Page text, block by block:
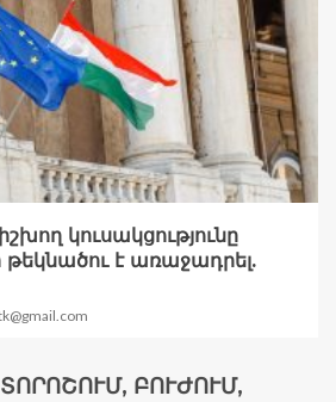
կուսակցությունը
է առաջադրել.
ԲՈՒԺՈՒՄ,